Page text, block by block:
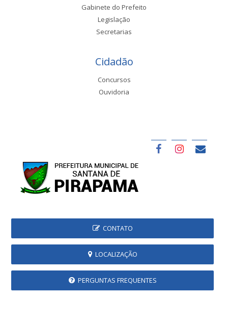
Gabinete do Prefeito
Legislação
Secretarias
Cidadão
Concursos
Ouvidoria
CONTATO
LOCALIZAÇÃO
PERGUNTAS FREQUENTES